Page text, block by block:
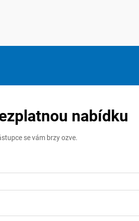
nabídku
se vám brzy ozve.